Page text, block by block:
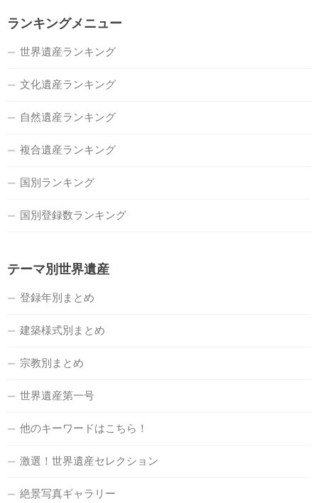
ランキングメニュー
世界遺産ランキング
文化遺産ランキング
自然遺産ランキング
複合遺産ランキング
国別ランキング
国別登録数ランキング
テーマ別世界遺産
登録年別まとめ
建築様式別まとめ
宗教別まとめ
世界遺産第一号
他のキーワードはこちら！
激選！世界遺産セレクション
絶景写真ギャラリー